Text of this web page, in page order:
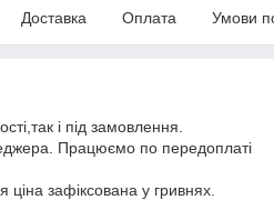
Доставка Оплата Умови
і під замовлення.
Працюємо по передоплаті
зафіксована у гривнях.